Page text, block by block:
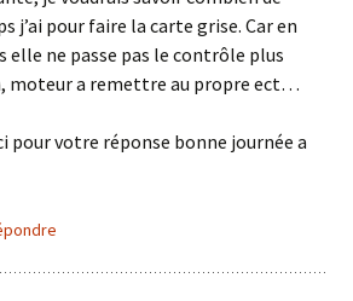
j’ai pour faire la carte grise. Car en
elle ne passe pas le contrôle plus
moteur a remettre au propre ect…
pour votre réponse bonne journée a